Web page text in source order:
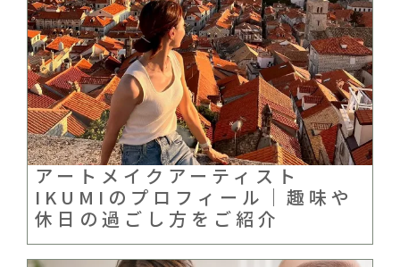
アートメイクアーティスト
IKUMIのプロフィール｜趣味や
休日の過ごし方をご紹介